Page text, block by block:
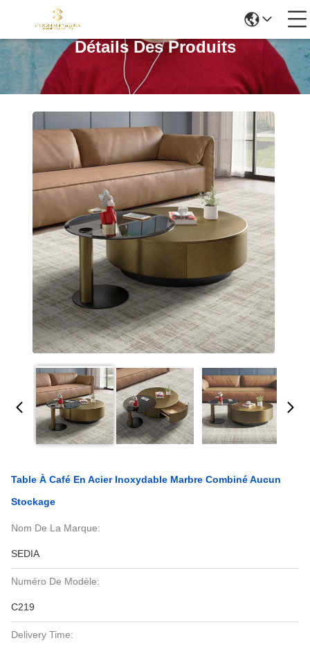
Détails Des Produits
Table À Café En Acier Inoxydable Marbre Combiné Aucun
Stockage
Nom De La Marque:
SEDIA
Numéro De Modèle:
C219
Delivery Time: